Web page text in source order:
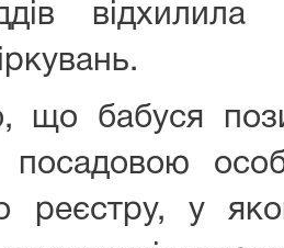
що бабуся
посадовою
реєстру, у